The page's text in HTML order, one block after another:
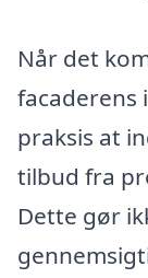
Når det
facaderens
praksis at
tilbud fra
Dette gør